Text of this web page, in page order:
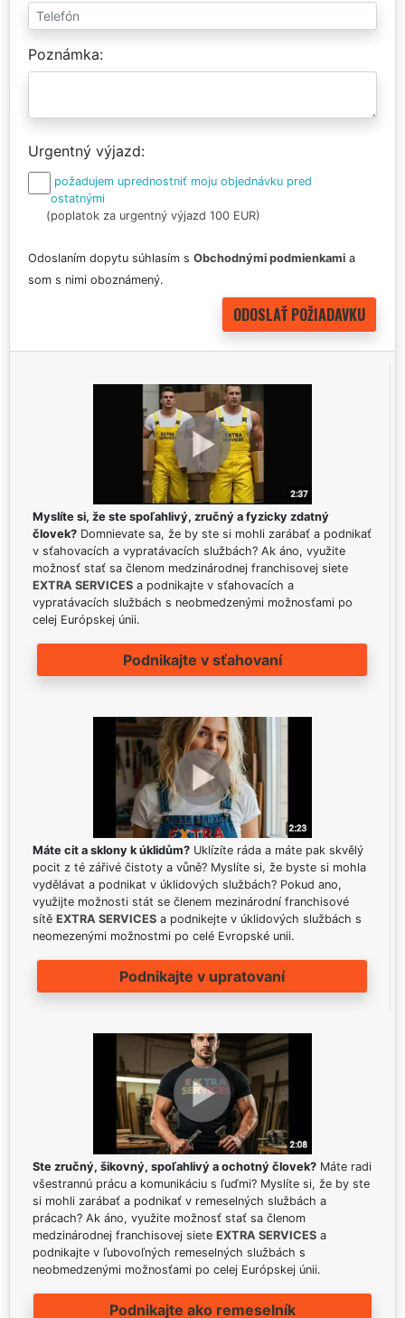
Poznámka
Urgentný výjazd
požadujem uprednostniť moju objednávku pred
ostatnými
(poplatok za urgentný výjazd 100 EUR)
Odoslaním dopytu súhlasím s Obchodnými podmienkami a
som s nimi oboznámený.
Myslíte si, že ste spoľahlivý, zručný a fyzicky zdatný
človek? Domnievate sa, že by ste si mohli zarábať a podnikať
v sťahovacích a vypratávacích službách? Ak áno, využite
možnosť stať sa členom medzinárodnej franchisovej siete
EXTRA SERVICES a podnikajte v sťahovacích a
vypratávacích službách s neobmedzenými možnosťami po
celej Európskej únii.
Podnikajte v sťahovaní
Máte cit a sklony k úklidům? Uklízíte ráda a máte pak skvělý
pocit z té zářivé čistoty a vůně? Myslíte si, že byste si mohla
vydělávat a podnikat v úklidových službách? Pokud ano,
využijte možnosti stát se členem mezinárodní franchisové
sítě EXTRA SERVICES a podnikejte v úklidových službách s
neomezenými možnostmi po celé Evropské unii.
Podnikajte v upratovaní
Ste zručný, šikovný, spoľahlivý a ochotný človek? Máte radi
všestrannú prácu a komunikáciu s ľuďmi? Myslíte si, že by ste
si mohli zarábať a podnikať v remeselných službách a
prácach? Ak áno, využite možnosť stať sa členom
medzinárodnej franchisovej siete EXTRA SERVICES a
podnikajte v ľubovoľných remeselných službách s
neobmedzenými možnosťami po celej Európskej únii.
Podnikajte ako remeselník